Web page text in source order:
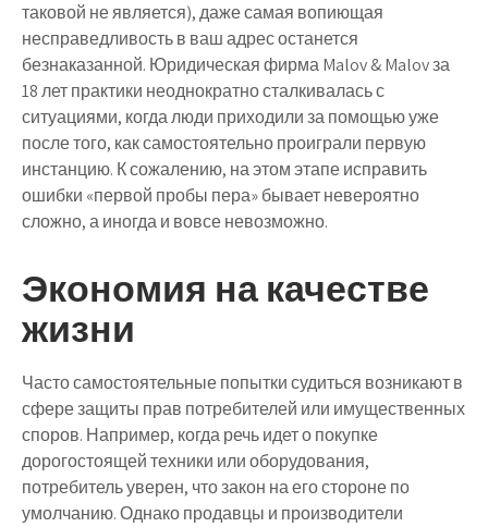
таковой не является), даже самая вопиющая
несправедливость в ваш адрес останется
безнаказанной. Юридическая фирма Malov & Malov за
18 лет практики неоднократно сталкивалась с
ситуациями, когда люди приходили за помощью уже
после того, как самостоятельно проиграли первую
инстанцию. К сожалению, на этом этапе исправить
ошибки «первой пробы пера» бывает невероятно
сложно, а иногда и вовсе невозможно.
Экономия на качестве
жизни
Часто самостоятельные попытки судиться возникают в
сфере защиты прав потребителей или имущественных
споров. Например, когда речь идет о покупке
дорогостоящей техники или оборудования,
потребитель уверен, что закон на его стороне по
умолчанию. Однако продавцы и производители